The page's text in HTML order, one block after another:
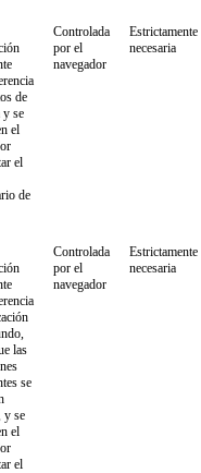
de
y se
el
el
de
Controlada
por el
navegador
Estrictamente
necesaria
las
se
y se
el
el
Controlada
por el
navegador
Estrictamente
necesaria